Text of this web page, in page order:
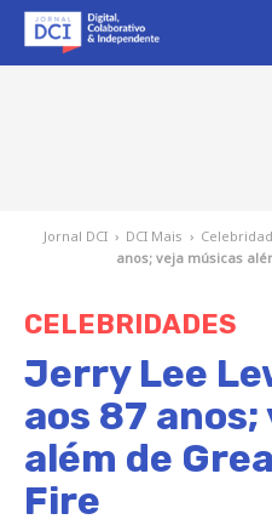
Jornal DCI › DCI Mais ›
anos; veja músicas
CELEBRIDADES
Jerry Lee
aos 87
além de
Fire